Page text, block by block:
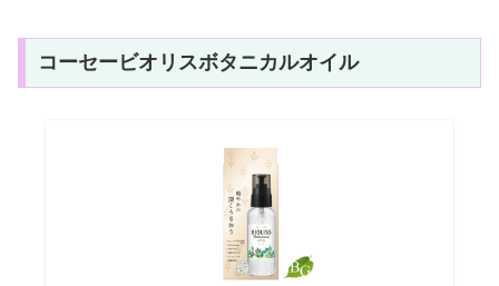
コーセービオリスボタニカルオイル